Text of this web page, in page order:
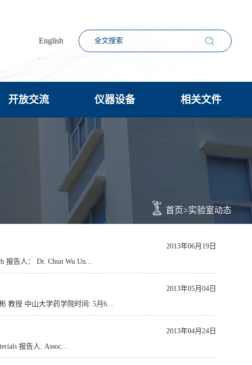
English
开放交流 仪器设备 相关文件
首页>实验室动态
2013年06月19日
报告人： Dr. Chun Wu Un...
2013年05月04日
教授 中山大学药学院时间: 5月6...
2013年04月24日
报告人: Assoc...